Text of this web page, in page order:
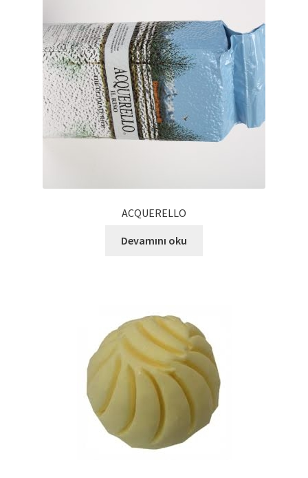
La Deliziosa Katalog
Meksika Mutfağı
Ödeme
Tarihçe
Uzakdoğu Mutfağı
ACQUERELLO
Devamını oku